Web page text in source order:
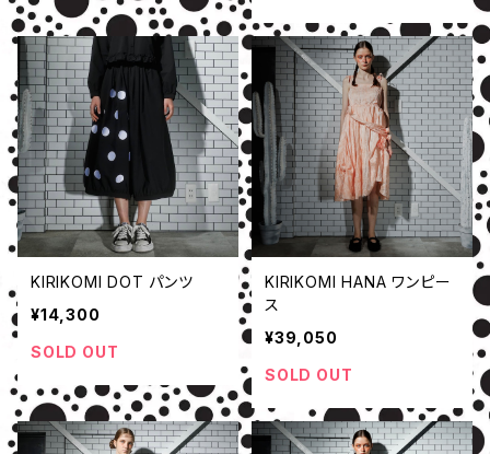
KIRIKOMI DOT パンツ
¥14,300
SOLD OUT
KIRIKOMI HANA ワンピー
ス
¥39,050
SOLD OUT